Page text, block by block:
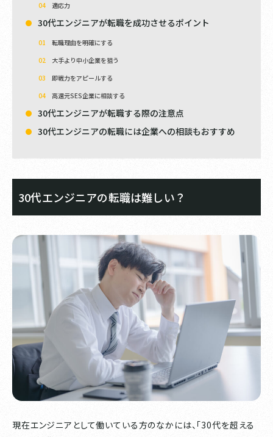
適応力
30代エンジニアが転職を成功させるポイント
転職理由を明確にする
大手より中小企業を狙う
即戦力をアピールする
高還元SES企業に相談する
30代エンジニアが転職する際の注意点
30代エンジニアの転職には企業への相談もおすすめ
30代エンジニアの転職は難しい？
現在エンジニアとして働いている方のなかには、「30代を超える